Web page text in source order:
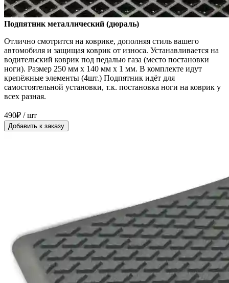
Подпятник металлический (дюраль)
Отлично смотрится на коврике, дополняя стиль вашего
автомобиля и защищая коврик от износа. Устанавливается на
водительский коврик под педалью газа (место постановки
ноги). Размер 250 мм x 140 мм x 1 мм. В комплекте идут
крепёжные элементы (4шт.) Подпятник идёт для
самостоятельной установки, т.к. постановка ноги на коврик у
всех разная.
490₽ / шт
Добавить к заказу